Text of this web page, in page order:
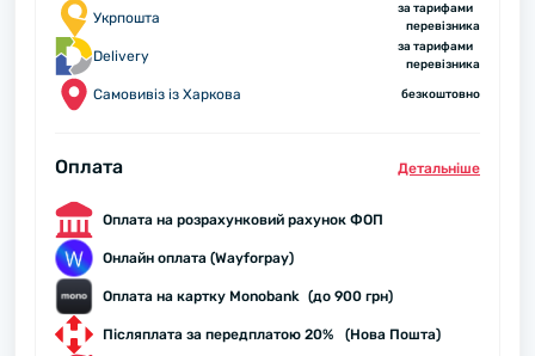
Укрпошта
за тарифами
перевізника
Delivery
за тарифами
перевізника
Самовивіз із Харкова безкоштовно
Оплата Детальнiше
Оплата на розрахунковий рахунок ФОП
Онлайн оплата (Wayforpay)
Оплата на картку Monobank (до 900 грн)
Післяплата за передплатою 20% (Нова Пошта)